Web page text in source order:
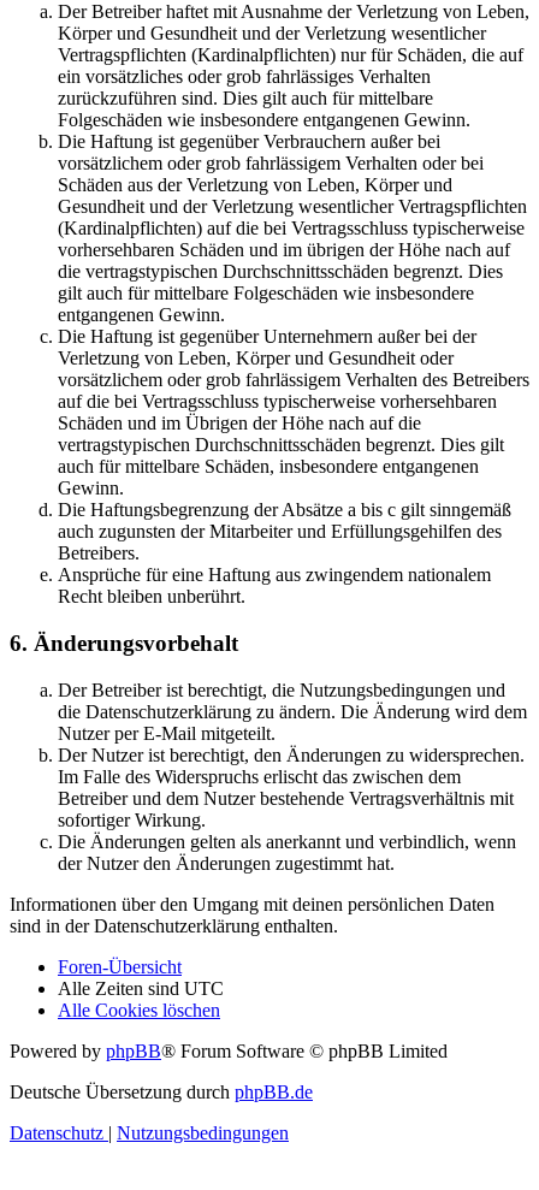
Der Betreiber haftet mit Ausnahme der Verletzung von Leben,
Körper und Gesundheit und der Verletzung wesentlicher
Vertragspflichten (Kardinalpflichten) nur für Schäden, die auf
ein vorsätzliches oder grob fahrlässiges Verhalten
zurückzuführen sind. Dies gilt auch für mittelbare
Folgeschäden wie insbesondere entgangenen Gewinn.
Die Haftung ist gegenüber Verbrauchern außer bei
vorsätzlichem oder grob fahrlässigem Verhalten oder bei
Schäden aus der Verletzung von Leben, Körper und
Gesundheit und der Verletzung wesentlicher Vertragspflichten
(Kardinalpflichten) auf die bei Vertragsschluss typischerweise
vorhersehbaren Schäden und im übrigen der Höhe nach auf
die vertragstypischen Durchschnittsschäden begrenzt. Dies
gilt auch für mittelbare Folgeschäden wie insbesondere
entgangenen Gewinn.
Die Haftung ist gegenüber Unternehmern außer bei der
Verletzung von Leben, Körper und Gesundheit oder
vorsätzlichem oder grob fahrlässigem Verhalten des Betreibers
auf die bei Vertragsschluss typischerweise vorhersehbaren
Schäden und im Übrigen der Höhe nach auf die
vertragstypischen Durchschnittsschäden begrenzt. Dies gilt
auch für mittelbare Schäden, insbesondere entgangenen
Gewinn.
Die Haftungsbegrenzung der Absätze a bis c gilt sinngemäß
auch zugunsten der Mitarbeiter und Erfüllungsgehilfen des
Betreibers.
Ansprüche für eine Haftung aus zwingendem nationalem
Recht bleiben unberührt.
6. Änderungsvorbehalt
Der Betreiber ist berechtigt, die Nutzungsbedingungen und
die Datenschutzerklärung zu ändern. Die Änderung wird dem
Nutzer per E-Mail mitgeteilt.
Der Nutzer ist berechtigt, den Änderungen zu widersprechen.
Im Falle des Widerspruchs erlischt das zwischen dem
Betreiber und dem Nutzer bestehende Vertragsverhältnis mit
sofortiger Wirkung.
Die Änderungen gelten als anerkannt und verbindlich, wenn
der Nutzer den Änderungen zugestimmt hat.
Informationen über den Umgang mit deinen persönlichen Daten
sind in der Datenschutzerklärung enthalten.
Foren-Übersicht
Alle Zeiten sind UTC
Alle Cookies löschen
Powered by phpBB® Forum Software © phpBB Limited
Deutsche Übersetzung durch phpBB.de
Datenschutz | Nutzungsbedingungen